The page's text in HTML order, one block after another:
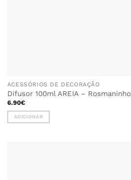
ACESSÓRIOS DE DECORAÇÃO
Difusor 100ml AREIA – Rosmaninho
6.90€
ADICIONAR